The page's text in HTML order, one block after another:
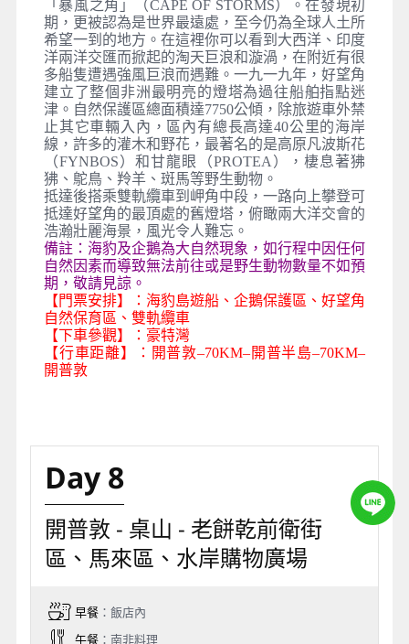
「暴風之角」（CAPE OF STORMS）。在發現初
期，更被認為是世界最遠處，至今仍為全球人土所
希望一到的地方。在這裡你可以看到大西洋、印度
洋兩洋交匯而掀起的淘天巨浪和漩渦，在附近有很
多船隻遭遇強風巨浪而遇難。一九一九年，好望角
建立了整個非洲最明亮的燈塔為過往船舶指點迷
津。自然保護區總面積達7750公傾，除旅遊車外禁
止其它車輛入內，區內有總長高達40公里的海岸
線，許多的灌木和野花，最著名的是高原凡波斯花
（FYNBOS）和甘龍眼（PROTEA），棲息著狒
狒、鴕鳥、羚羊、斑馬等野生動物。
抵達後搭乘雙軌纜車到岬角中段，一路向上攀登可
抵達好望角的最頂處的舊燈塔，俯瞰兩大洋交會的
浩瀚壯麗海景，風光令人難忘。
備註：海豹及企鵝為大自然現象，如行程中因任何
自然因素而導致無法前往或是野生動物數量不如預
期，敬請見諒。
【門票安排】：海豹島遊船、企鵝保護區、好望角
自然保育區、雙軌纜車
【下車參觀】：豪特灣
【行車距離】：開普敦–70KM–開普半島–70KM–
開普敦
Day 8
開普敦 - 桌山 - 老餅乾前衛街
區、馬來區、水岸購物廣場
早餐：飯店內
午餐：南非料理